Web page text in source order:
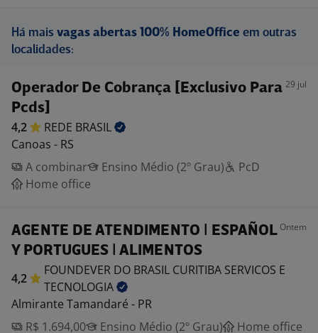
Há mais vagas abertas 100% HomeOffice em outras
localidades:
Operador De Cobrança [Exclusivo Para
Pcds]
29 jul
4,2 REDE BRASIL
Canoas - RS
A combinar
Ensino Médio (2º Grau)
PcD
Home office
AGENTE DE ATENDIMENTO | ESPAÑOL
Y PORTUGUES | ALIMENTOS
Ontem
4,2
FOUNDEVER DO BRASIL CURITIBA SERVICOS E
TECNOLOGIA
Almirante Tamandaré - PR
R$ 1.694,00
Ensino Médio (2º Grau) Home office